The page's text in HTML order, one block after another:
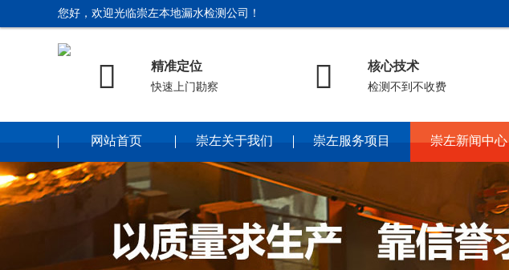
您好，欢迎光临崇左本地漏水检测公司！
 精准定位
快速上门勘察  核心技术
检测不到不收费
网站首页 崇左关于我们 崇左服务项目 崇左新闻中心